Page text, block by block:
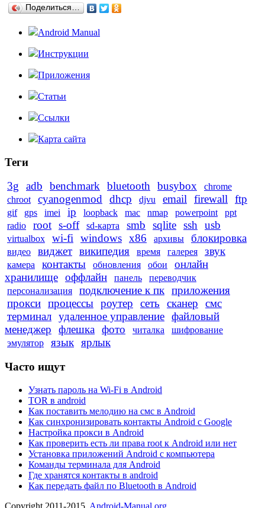
Поделиться…
Android Manual
Инструкции
Приложения
Статьи
Ссылки
Карта сайта
Теги
3g
adb benchmark bluetooth busybox
chrome
chroot
cyanogenmod dhcp djvu email firewall ftp
gif gps imei ip loopback mac nmap powerpoint
ppt
radio
root s-off sd-карта smb sqlite ssh usb
virtualbox wi-fi windows x86 архивы блокировка
видео виджет википедия время галерея звук
камера контакты обновления обои
онлайн
хранилище оффлайн панель
переводчик
персонализация
подключение к пк приложения
прокси процессы роутер сеть сканер
смс
терминал удаленное управление файловый
менеджер
флешка фото читалка
шифрование
эмулятор
язык ярлык
Часто ищут
Узнать пароль на Wi-Fi в Android
TOR в android
Как поставить мелодию на смс в Android
Как синхронизировать контакты Android с Google
Настройка прокси в Android
Как проверить есть ли права root к Android или нет
Установка приложений Android с компьютера
Команды терминала для Android
Где хранятся контакты в android
Как передать файл по Bluetooth в Android
Copyright 2011-2015. Android-Manual.org